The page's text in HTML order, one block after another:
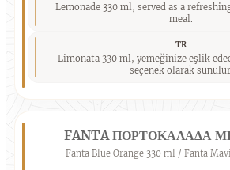
Lemonade 330 ml, served as a
meal.
TR
Limonata 330 ml, yemeğinize eşlik
seçenek olarak sunulur.
FANTA ΠΟΡΤΟΚΑΛΑΔΑ
Fanta Blue Orange 330 ml / Fanta